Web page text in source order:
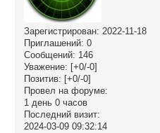
Зарегистрирован: 2022-11-18
Приглашений: 0
Сообщений: 146
Уважение: [+0/-0]
Позитив: [+0/-0]
Провел на форуме:
1 день 0 часов
Последний визит:
2024-03-09 09:32:14